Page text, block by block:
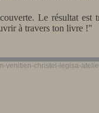
Le résultat
à travers ton livre !"